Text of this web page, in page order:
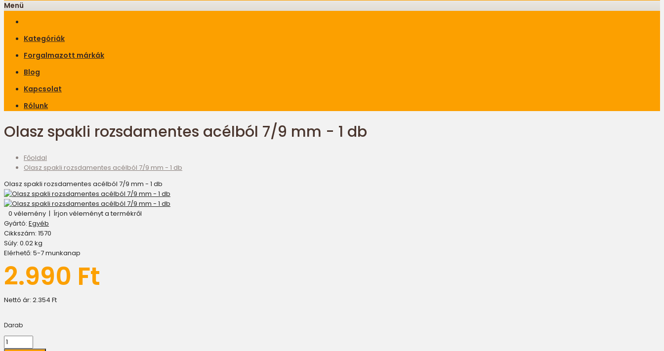
Menü
Kategóriák
Forgalmazott márkák
Blog
Kapcsolat
Rólunk
Olasz spakli rozsdamentes acélból 7/9 mm - 1 db
Főoldal
Olasz spakli rozsdamentes acélból 7/9 mm - 1 db
Olasz spakli rozsdamentes acélból 7/9 mm - 1 db
0 vélemény | Írjon véleményt a termékről
Gyártó: Egyéb
Cikkszám: 1570
Súly: 0.02kg
Elérhető: 5-7 munkanap
2.990 Ft
Nettó ár: 2.354 Ft
Darab